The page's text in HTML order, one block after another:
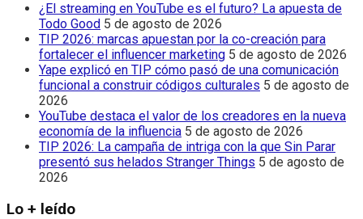
¿El streaming en YouTube es el futuro? La apuesta de
Todo Good 5 de agosto de 2026
TIP 2026: marcas apuestan por la co-creación para
fortalecer el influencer marketing 5 de agosto de 2026
Yape explicó en TIP cómo pasó de una comunicación
funcional a construir códigos culturales 5 de agosto de
2026
YouTube destaca el valor de los creadores en la nueva
economía de la influencia 5 de agosto de 2026
TIP 2026: La campaña de intriga con la que Sin Parar
presentó sus helados Stranger Things 5 de agosto de
2026
Lo + leído